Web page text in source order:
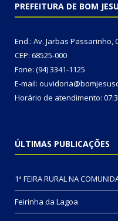
PREFEITURA DE BOM
End.: Av. Jarbas Passarinho,
CEP: 68525-000
Fone: (94) 3341-1125
E-mail:
Horário de atendimento:
ÚLTIMAS PUBLICAÇÕES
1ª FEIRA RURAL NA
Feirinha da Lagoa